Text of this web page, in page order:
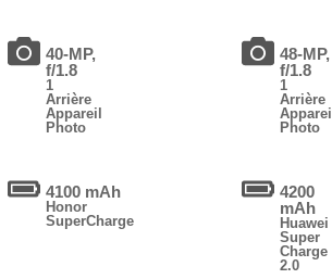
40-MP,
f/1.8
1
Arrière
Appareil
Photo
4100 mAh
Honor
SuperCharge
48-MP,
f/1.8
1
Arrière
Appareil
Photo
4200
mAh
Huawei
Super
Charge
2.0